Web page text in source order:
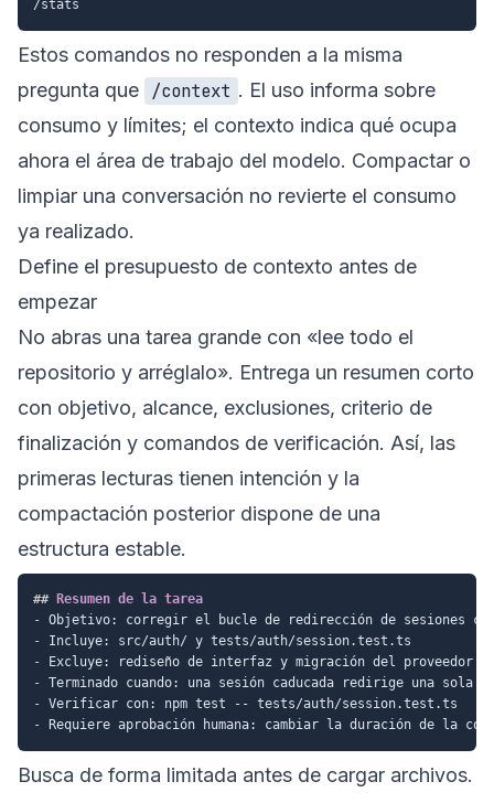
Estos comandos no responden a la misma
pregunta que
/context . El uso informa sobre
consumo y límites; el contexto indica qué ocupa
ahora el área de trabajo del modelo. Compactar o
limpiar una conversación no revierte el consumo
ya realizado.
Define el presupuesto de contexto antes de
empezar
No abras una tarea grande con «lee todo el
repositorio y arréglalo». Entrega un resumen corto
con objetivo, alcance, exclusiones, criterio de
finalización y comandos de verificación. Así, las
primeras lecturas tienen intención y la
compactación posterior dispone de una
estructura estable.
## Resumen de la tarea
-
-
-
-
-
-
Busca de forma limitada antes de cargar archivos.